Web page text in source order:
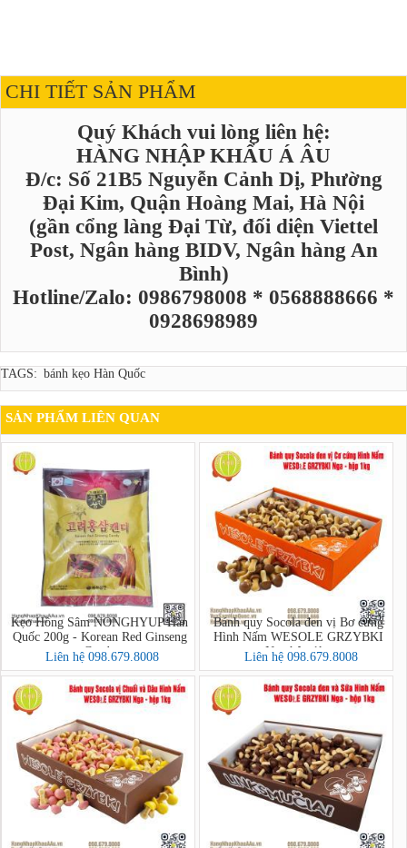
CHI TIẾT SẢN PHẨM
Quý Khách vui lòng liên hệ:
HÀNG NHẬP KHẨU Á ÂU
Đ/c: Số 21B5 Nguyễn Cảnh Dị, Phường
Đại Kim, Quận Hoàng Mai, Hà Nội
(gần cổng làng Đại Từ, đối diện Viettel
Post, Ngân hàng BIDV, Ngân hàng An
Bình)
Hotline/Zalo: 0986798008 * 0568888666 *
0928698989
TAGS: bánh kẹo Hàn Quốc
SẢN PHẨM LIÊN QUAN
Kẹo Hồng Sâm NONGHYUP Hàn
Quốc 200g - Korean Red Ginseng
Candy
Liên hệ 098.679.8008
Bánh quy Socola đen vị Bơ cứng
Hình Nấm WESOLE GRZYBKI
Nga hộp 1kg
Liên hệ 098.679.8008